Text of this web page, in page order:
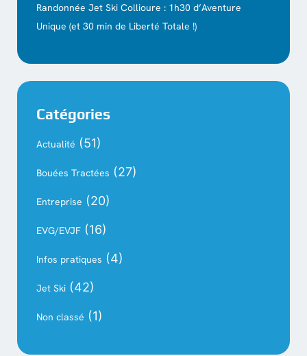
Randonnée Jet Ski Collioure : 1h30 d’Aventure
Unique (et 30 min de Liberté Totale !)
Catégories
Actualité (51)
Bouées Tractées (27)
Entreprise (20)
EVG/EVJF (16)
Infos pratiques (4)
Jet Ski (42)
Non classé (1)